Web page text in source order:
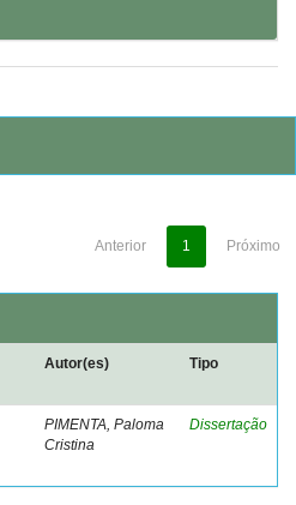
Anterior 1 Próximo
Autor(es) Tipo
PIMENTA, Paloma
Cristina
Dissertação